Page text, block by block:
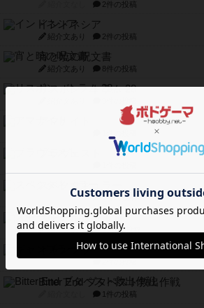
2件の投稿
インドネシア
紹介文あり 2件の投稿
宵と暁の呪文書
紹介文あり 8件の投稿
リスボン・トラム 28
紹介文なし 1件の投稿
スモールワールド
紹介文あり 13件の投稿
ギャンブラー
Bitter End ブタペスト救出作戦
1件の投稿